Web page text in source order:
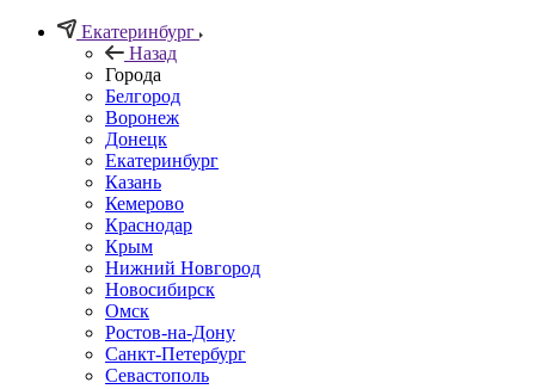
Екатеринбург
Назад
Города
Белгород
Воронеж
Донецк
Екатеринбург
Казань
Кемерово
Краснодар
Крым
Нижний Новгород
Новосибирск
Омск
Ростов-на-Дону
Санкт-Петербург
Севастополь